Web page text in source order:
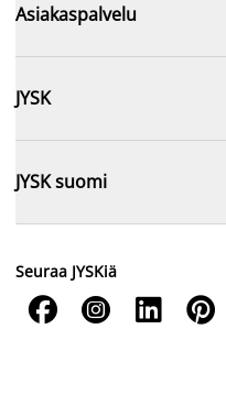
Asiakaspalvelu
JYSK
JYSK suomi
Seuraa JYSKiä
   